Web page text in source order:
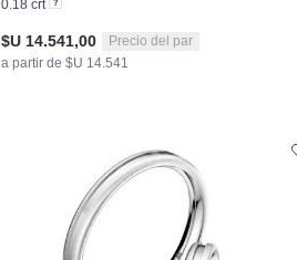
0.18 crt
$U 14.541,00
Precio del par
a partir de $U 14.541